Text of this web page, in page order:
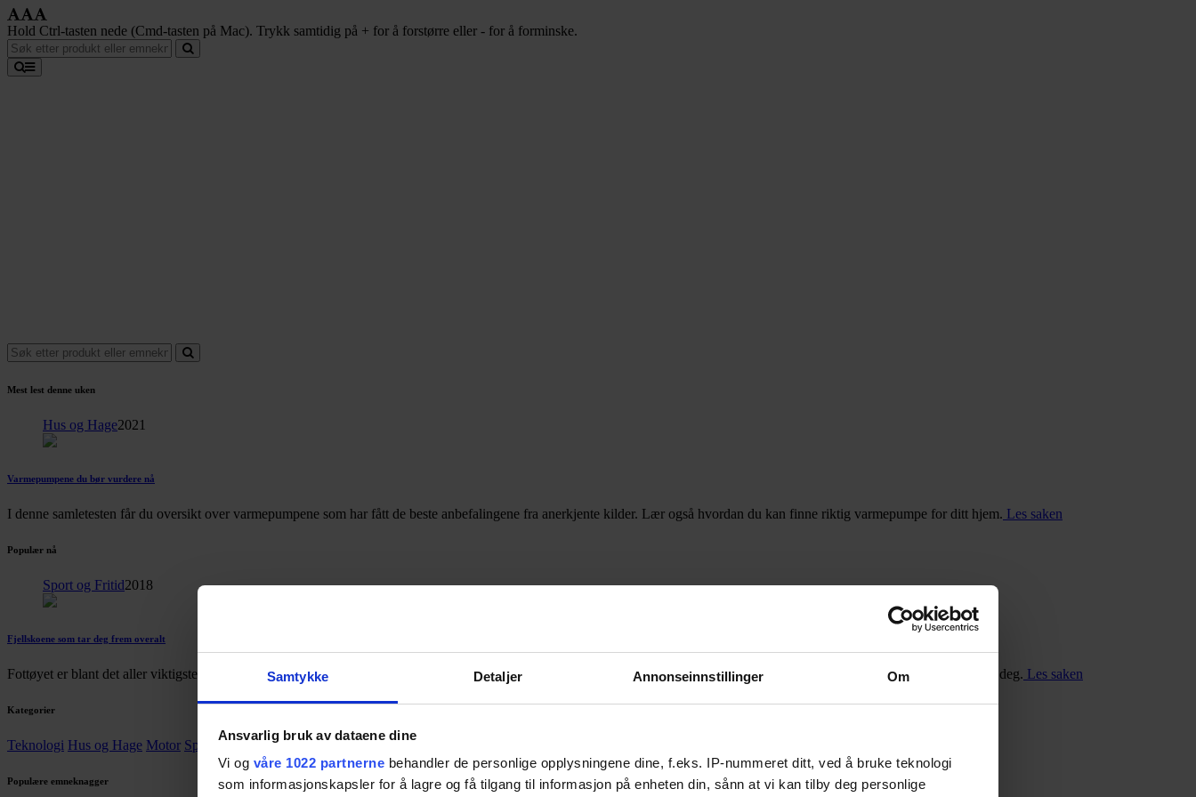
Samtykke Detaljer Annonseinnstillinger Om
Ansvarlig bruk av dataene dine
Vi og våre 1022 partnerne behandler de personlige opplysningene dine, f.eks. IP-nummeret ditt, ved å bruke teknologi
som informasjonskapsler for å lagre og få tilgang til informasjon på enheten din, sånn at vi kan tilby deg personlige
Hold Ctrl-tasten nede (Cmd-tasten på Mac). Trykk samtidig på + for å forstørre eller - for å forminske.
Mest lest denne uken
Hus og Hage2021
Varmepumpene du bør vurdere nå
I denne samletesten får du oversikt over varmepumpene som har fått de beste anbefalingene fra anerkjente kilder. Lær også hvordan du kan finne riktig varmepumpe for ditt hjem. Les saken
Populær nå
Sport og Fritid2018
Fjellskoene som tar deg frem overalt
Fottøyet er blant det aller viktigste utstyret du tar på deg på tur. Her er de beste fjellskoene du kan velge i 2018, pluss noen tips til hvordan du finner akkurat de riktige skoene for deg. Les saken
Kategorier
Teknologi Hus og Hage Motor Sport og Fritid Mat og Drikke Barn
Populære emneknagger